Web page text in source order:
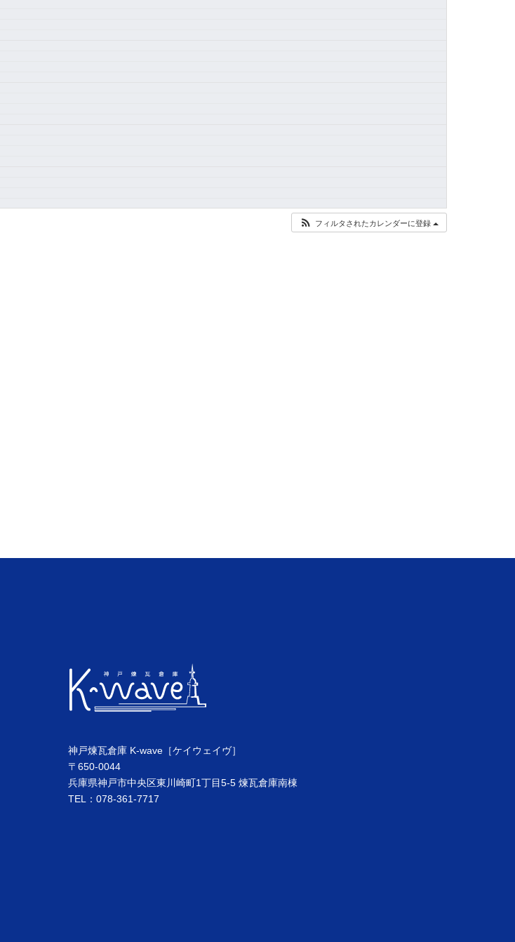
フィルタされたカレンダーに登録
神戸煉瓦倉庫 K-wave［ケイウェイヴ］
〒650-0044
兵庫県神戸市中央区東川崎町1丁目5-5 煉瓦倉庫南棟
TEL：078-361-7717